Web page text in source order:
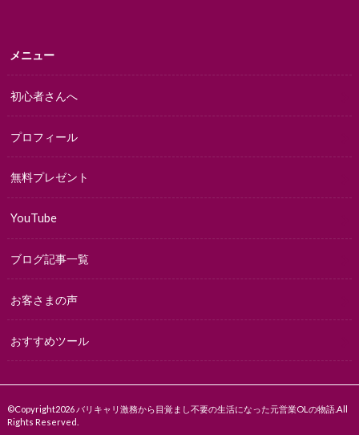
メニュー
初心者さんへ
プロフィール
無料プレゼント
YouTube
ブログ記事一覧
お客さまの声
おすすめツール
©Copyright2026バリキャリ激務から目覚まし不要の生活になった元営業OLの物語.All
Rights Reserved.